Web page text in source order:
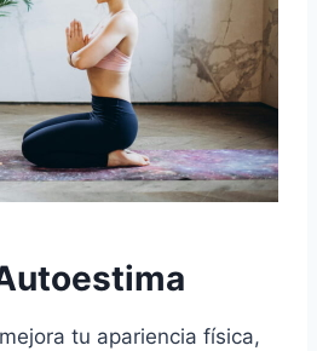
tu apariencia física,